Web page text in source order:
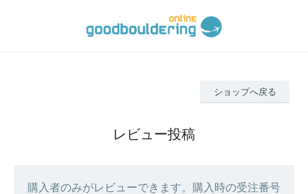
ショップへ戻る
レビュー投稿
購入者のみがレビューできます。購入時の受注番号